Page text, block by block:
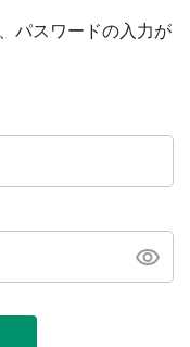
パスワードの入力が